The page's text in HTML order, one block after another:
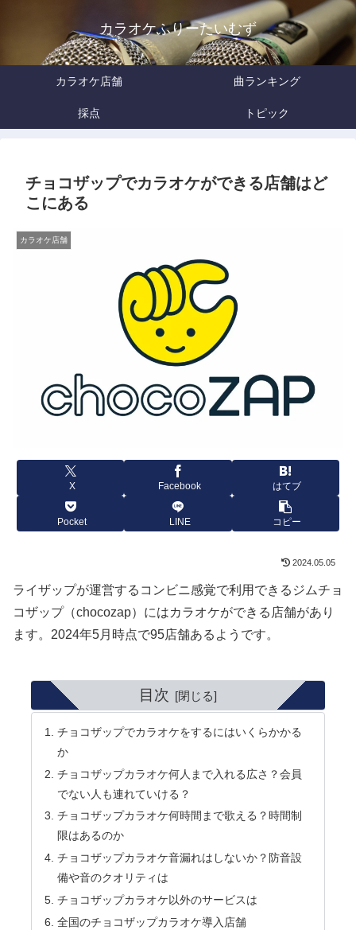
カラオケふりーたいむず
カラオケ店舗 曲ランキング
採点 トピック
チョコザップでカラオケができる店舗はど
こにある
カラオケ店舗
X Facebook はてブ
Pocket LINE コピー
2024.05.05
ライザップが運営するコンビニ感覚で利用できるジムチョ
コザップ（chocozap）にはカラオケができる店舗があり
ます。2024年5月時点で95店舗あるようです。
目次
チョコザップでカラオケをするにはいくらかかる
か
チョコザップカラオケ何人まで入れる広さ？会員
でない人も連れていける？
チョコザップカラオケ何時間まで歌える？時間制
限はあるのか
チョコザップカラオケ音漏れはしないか？防音設
備や音のクオリティは
チョコザップカラオケ以外のサービスは
全国のチョコザップカラオケ導入店舗